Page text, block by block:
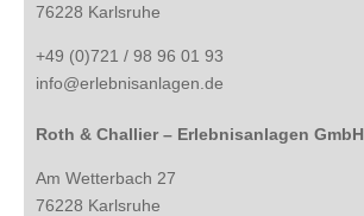
76228 Karlsruhe
+49 (0)721 / 98 96 01 93
info@erlebnisanlagen.de
Roth & Challier – Erlebnisanlagen GmbH
Am Wetterbach 27
76228 Karlsruhe